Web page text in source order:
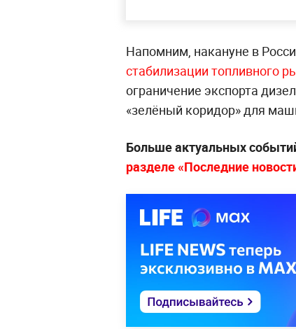
Напомним, накануне в
стабилизации топливного
ограничение экспорта
«зелёный коридор» для
Больше актуальных
разделе «Последние